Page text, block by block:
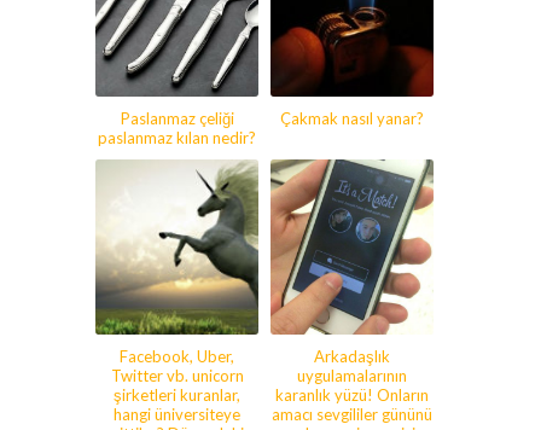
Paslanmaz çeliği
paslanmaz kılan nedir?
Çakmak nasıl yanar?
Facebook, Uber,
Twitter vb. unicorn
şirketleri kuranlar,
hangi üniversiteye
Arkadaşlık
uygulamalarının
karanlık yüzü! Onların
amacı sevgililer gününü